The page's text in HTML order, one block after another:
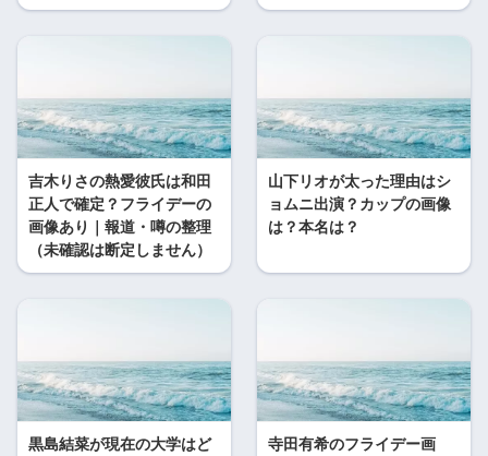
吉木りさの熱愛彼氏は和田
正人で確定？フライデーの
画像あり｜報道・噂の整理
（未確認は断定しません）
山下リオが太った理由はシ
ョムニ出演？カップの画像
は？本名は？
黒島結菜が現在の大学はど
寺田有希のフライデー画